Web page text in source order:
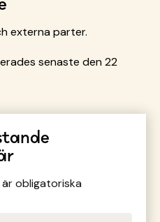
externa parter.
senaste den 22
är obligatoriska